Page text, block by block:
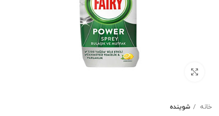
خانه شوینده